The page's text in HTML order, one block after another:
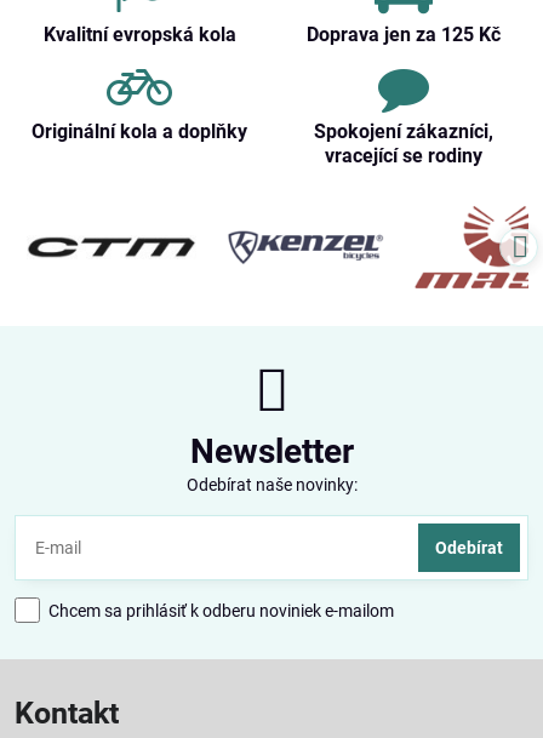
Kvalitní evropská kola Doprava jen za 125 Kč
Originální kola a doplňky
Spokojení zákazníci,
vracející se rodiny
Newsletter
Odebírat naše novinky:
Odebírat
Chcem sa prihlásiť k odberu noviniek e-mailom
Kontakt